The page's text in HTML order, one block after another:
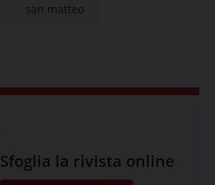
san matteo
Sfoglia la rivista online